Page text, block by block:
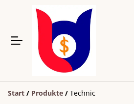
Start / Produkte / Technic